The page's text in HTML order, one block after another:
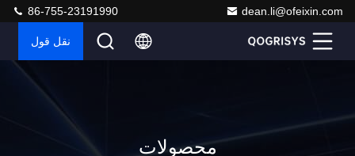
dean.li@ofeixin.com
86-755-23191990
نقل قول
محصولات